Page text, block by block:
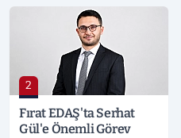
2
Fırat EDAŞ'ta Serhat
Gül'e Önemli Görev